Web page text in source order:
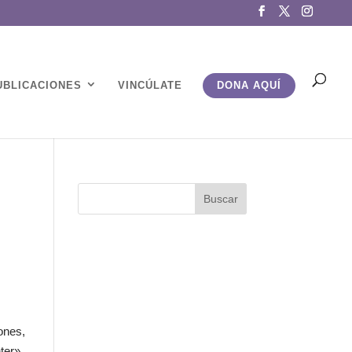
VINCÚLATE DONA AQUÍ